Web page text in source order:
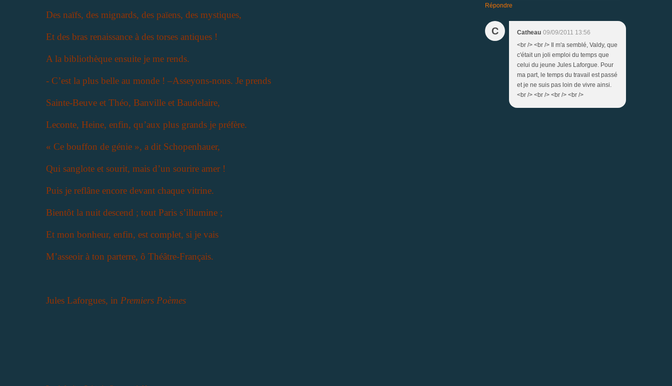
Des naïfs, des mignards, des païens, des mystiques,
Et des bras renaissance à des torses antiques !
A la bibliothèque ensuite je me rends.
- C’est la plus belle au monde ! –Asseyons-nous. Je prends
Sainte-Beuve et Théo, Banville et Baudelaire,
Leconte, Heine, enfin, qu’aux plus grands je préfère.
« Ce bouffon de génie », a dit Schopenhauer,
Qui sanglote et sourit, mais d’un sourire amer !
Puis je reflâne encore devant chaque vitrine.
Bientôt la nuit descend ; tout Paris s’illumine ;
Et mon bonheur, enfin, est complet, si je vais
M’asseoir à ton parterre, ô Théâtre-Français.
Jules Laforgues, in Premiers Poèmes
Répondre
C Catheau 09/09/2011 13:56
<br /> <br /> Il m'a semblé, Valdy, que
c'était un joli emploi du temps que
celui du jeune Jules Laforgue. Pour
ma part, le temps du travail est passé
et je ne suis pas loin de vivre ainsi.
<br /> <br /> <br /> <br />